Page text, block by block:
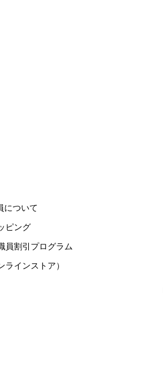
について
ピング
員割引プログラム
ラインストア）